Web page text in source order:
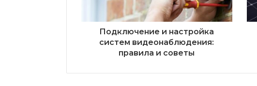
Подключение и настройка
систем видеонаблюдения:
правила и советы